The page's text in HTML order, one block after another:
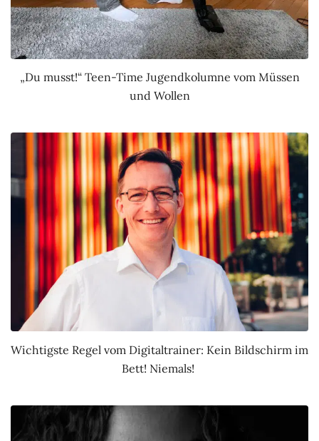
„Du musst!“ Teen-Time Jugendkolumne vom Müssen
und Wollen
Wichtigste Regel vom Digitaltrainer: Kein Bildschirm im
Bett! Niemals!